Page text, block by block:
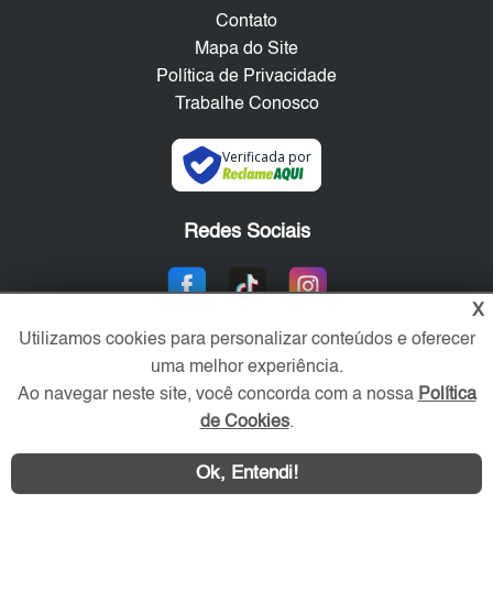
Contato
Mapa do Site
Política de Privacidade
Trabalhe Conosco
Verificada por
Redes Sociais
Área exclusiva aos anunciantes,
acesse sua conta:
X
Utilizamos cookies para personalizar conteúdos e oferecer
uma melhor experiência.
Ao navegar neste site, você concorda com a nossa Política
de Cookies.
Ok, Entendi!